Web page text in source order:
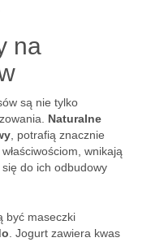
na
są nie tylko
Naturalne
, potrafią znacznie
wnikają
się do ich odbudowy
być maseczki
. Jogurt zawiera kwas